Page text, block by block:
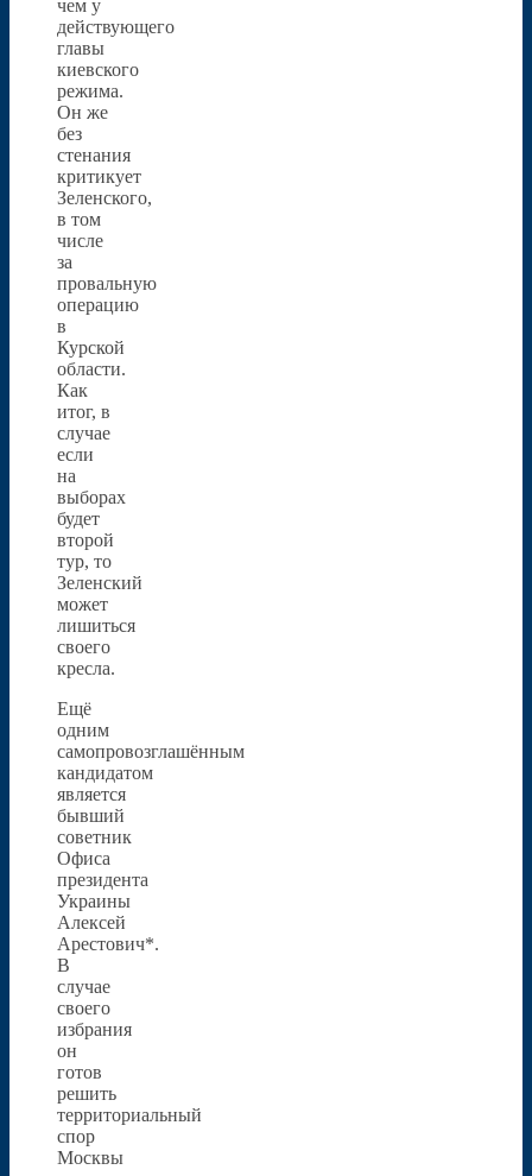
чем у
действующего
главы
киевского
режима.
Он же
без
стенания
критикует
Зеленского,
в том
числе
за
провальную
операцию
в
Курской
области.
Как
итог, в
случае
если
на
выборах
будет
второй
тур, то
Зеленский
может
лишиться
своего
кресла.
Ещё
одним
самопровозглашённым
кандидатом
является
бывший
советник
Офиса
президента
Украины
Алексей
Арестович*.
В
случае
своего
избрания
он
готов
решить
территориальный
спор
Москвы